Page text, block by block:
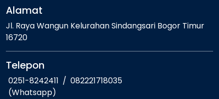
Alamat
Jl. Raya Wangun Kelurahan Sindangsari Bogor Timur
16720
Telepon
0251-8242411 / 082221718035
(Whatsapp)